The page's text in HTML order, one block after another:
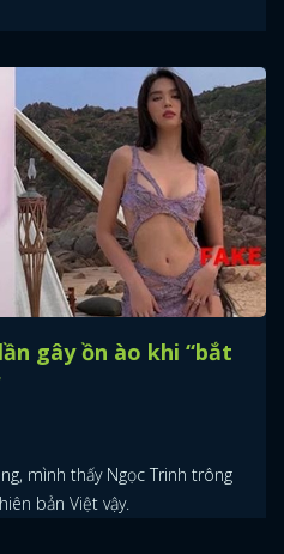
gây ồn ào khi “bắt
mình thấy Ngọc Trinh trông
bản Việt vậy.